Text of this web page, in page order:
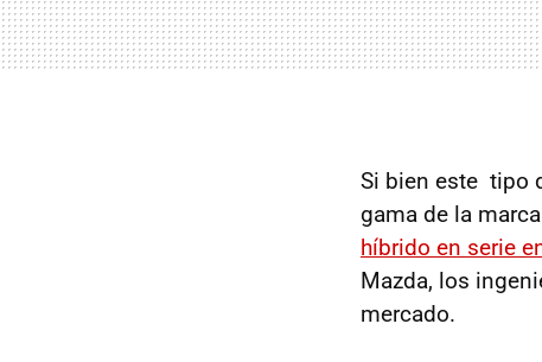
Si bien este tipo
gama de la
híbrido en serie
Mazda, los
mercado.